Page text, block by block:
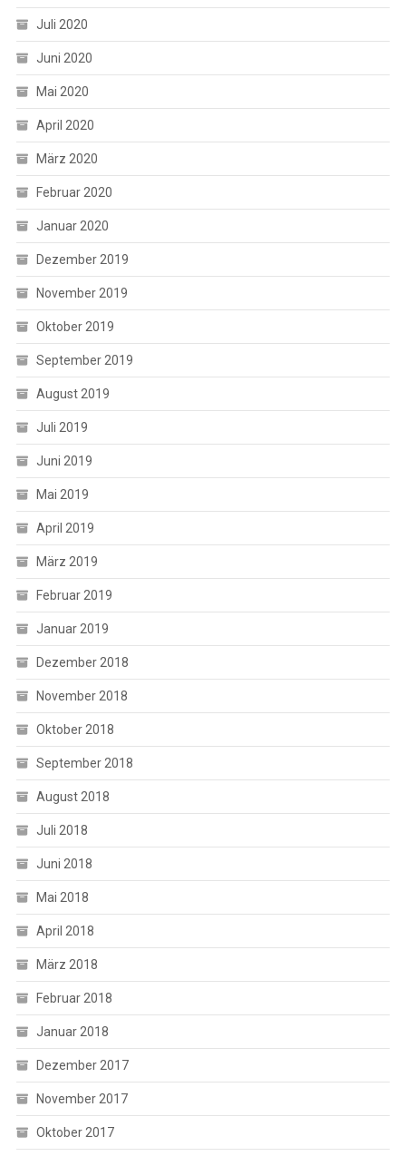
Juli 2020
Juni 2020
Mai 2020
April 2020
März 2020
Februar 2020
Januar 2020
Dezember 2019
November 2019
Oktober 2019
September 2019
August 2019
Juli 2019
Juni 2019
Mai 2019
April 2019
März 2019
Februar 2019
Januar 2019
Dezember 2018
November 2018
Oktober 2018
September 2018
August 2018
Juli 2018
Juni 2018
Mai 2018
April 2018
März 2018
Februar 2018
Januar 2018
Dezember 2017
November 2017
Oktober 2017